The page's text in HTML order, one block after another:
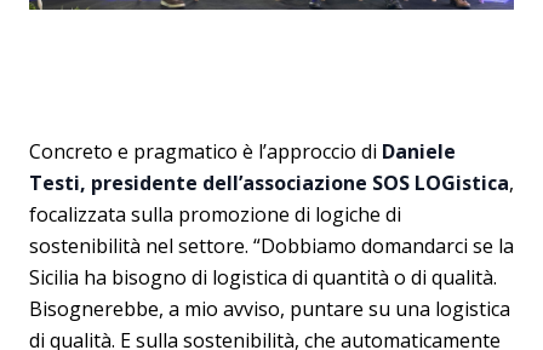
Concreto e pragmatico è l’approccio di Daniele
Testi, presidente dell’associazione SOS LOGistica,
focalizzata sulla promozione di logiche di
sostenibilità nel settore. “Dobbiamo domandarci se la
Sicilia ha bisogno di logistica di quantità o di qualità.
Bisognerebbe, a mio avviso, puntare su una logistica
di qualità. E sulla sostenibilità, che automaticamente